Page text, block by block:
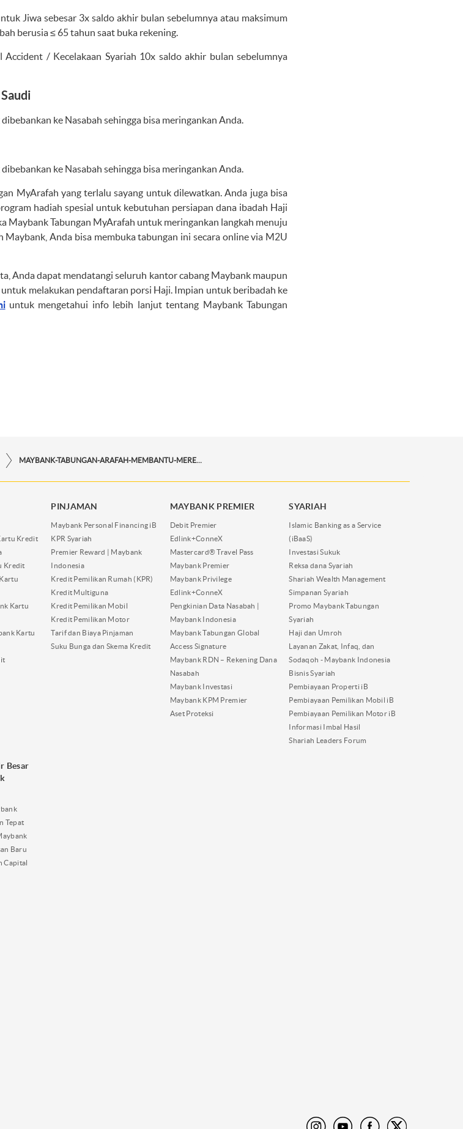
Jiwa sebesar 3x saldo akhir bulan sebelumnya atau maksimum
berusia ≤ 65 tahun saat buka rekening.
/ Kecelakaan Syariah 10x saldo akhir bulan sebelumnya
ke Nasabah sehingga bisa meringankan Anda.
ke Nasabah sehingga bisa meringankan Anda.
MyArafah yang terlalu sayang untuk dilewatkan. Anda juga bisa
hadiah spesial untuk kebutuhan persiapan dana ibadah Haji
Maybank Tabungan MyArafah untuk meringankan langkah menuju
Maybank, Anda bisa membuka tabungan ini secara online via M2U
Anda dapat mendatangi seluruh kantor cabang Maybank maupun
melakukan pendaftaran porsi Haji. Impian untuk beribadah ke
untuk mengetahui info lebih lanjut tentang Maybank Tabungan
MAYBANK-TABUNGAN-ARAFAH-MEMBANTU-MEREALISASIKAN-KEBERANGKATAN-IBADAH-HAJI-DAN-UMRAH-ANDA
Kredit
Kredit
Kartu
Kartu
PINJAMAN
Maybank Personal Financing iB
KPR Syariah
Premier Reward | Maybank
Indonesia
Kredit Pemilikan Rumah (KPR)
Kredit Multiguna
Kredit Pemilikan Mobil
Kredit Pemilikan Motor
Tarif dan Biaya Pinjaman
Suku Bunga dan Skema Kredit
MAYBANK PREMIER
Debit Premier
Edlink+ConneX
Mastercard® Travel Pass
Maybank Premier
Maybank Privilege
Edlink+ConneX
Pengkinian Data Nasabah |
Maybank Indonesia
Maybank Tabungan Global
Access Signature
Maybank RDN – Rekening Dana
Nasabah
Maybank Investasi
Maybank KPM Premier
Aset Proteksi
SYARIAH
Islamic Banking as a Service
(iBaaS)
Investasi Sukuk
Reksa dana Syariah
Shariah Wealth Management
Simpanan Syariah
Promo Maybank Tabungan
Syariah
Haji dan Umroh
Layanan Zakat, Infaq, dan
Sodaqoh - Maybank Indonesia
Bisnis Syariah
Pembiayaan Properti iB
Pembiayaan Pemilikan Mobil iB
Pembiayaan Pemilikan Motor iB
Informasi Imbal Hasil
Shariah Leaders Forum
Besar
Tepat
Baru
Capital